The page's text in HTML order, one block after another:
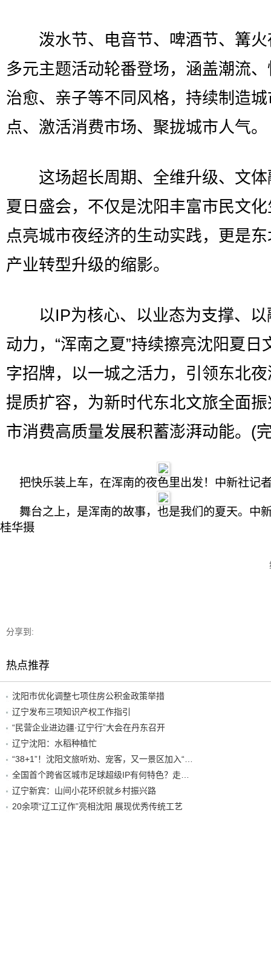
泼水节、电音节、啤酒节、篝火
多元主题活动轮番登场，涵盖潮流
治愈、亲子等不同风格，持续制造
点、激活消费市场、聚拢城市人气。
这场超长周期、全维升级、文体
夏日盛会，不仅是沈阳丰富市民文
点亮城市夜经济的生动实践，更是
产业转型升级的缩影。
以IP为核心、以业态为支撑、以
动力，“浑南之夏”持续擦亮沈阳夏日
字招牌，以一城之活力，引领东北
提质扩容，为新时代东北文旅全面
市消费高质量发展积蓄澎湃动能。(
把快乐装上车，在浑南的夜色里出发！中新社记
舞台之上，是浑南的故事，也是我们的夏天。中
桂华摄
分享到:
热点推荐
沈阳市优化调整七项住房公积金政策举措
辽宁发布三项知识产权工作指引
“民营企业进边疆·辽宁行”大会在丹东召开
辽宁沈阳：水稻种植忙
辽宁新宾：山间小花环织就乡村振兴路
20余项“辽工辽作”亮相沈阳 展现优秀传统工艺